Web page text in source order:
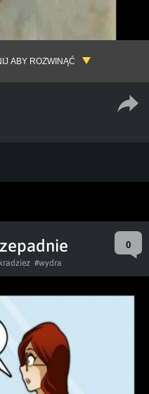
ABY ROZWINĄĆ
0
#wydra